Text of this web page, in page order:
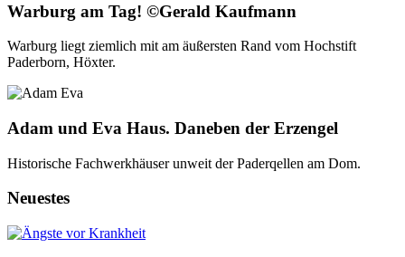
Warburg am Tag! ©Gerald Kaufmann
Warburg liegt ziemlich mit am äußersten Rand vom Hochstift
Paderborn, Höxter.
Adam und Eva Haus. Daneben der Erzengel
Historische Fachwerkhäuser unweit der Paderqellen am Dom.
Neuestes